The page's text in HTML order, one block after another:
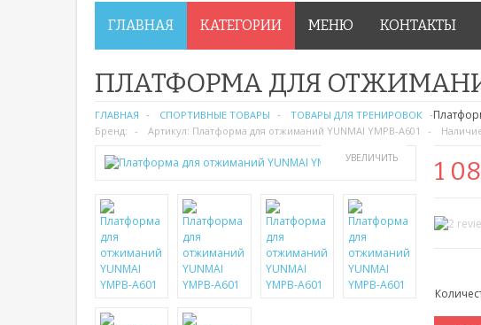
ГЛАВНАЯ КАТЕГОРИИ МЕНЮ КОНТАКТЫ
ПЛАТФОРМА ДЛЯ
ГЛАВНАЯ СПОРТИВНЫЕ ТОВАРЫ ТОВАРЫ ДЛЯ ТРЕНИРОВОК
Бренд: Артикул: Платформа для отжиманий YUNMAI YMPB-A601
УВЕЛИЧИТЬ 1